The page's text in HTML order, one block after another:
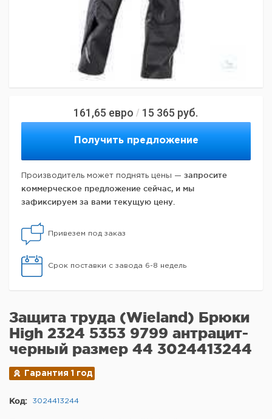
161,65 евро / 15 365 руб.
Получить предложение
Производитель может поднять цены — запросите
коммерческое предложение сейчас, и мы
зафиксируем за вами текущую цену.
Привезем под заказ
Срок поставки с завода 6-8 недель
Защита труда (Wieland) Брюки
High 2324 5353 9799 антрацит-
черный размер 44 3024413244
Гарантия 1 год
Код: 3024413244